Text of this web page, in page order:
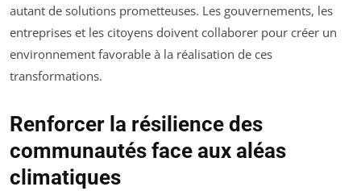
autant de solutions prometteuses. Les gouvernements, les
entreprises et les citoyens doivent collaborer pour créer un
environnement favorable à la réalisation de ces
transformations.
Renforcer la résilience des
communautés face aux aléas
climatiques